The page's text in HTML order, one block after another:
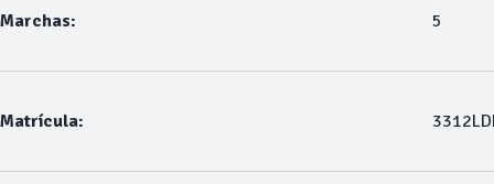
Marchas: 5
Matrícula: